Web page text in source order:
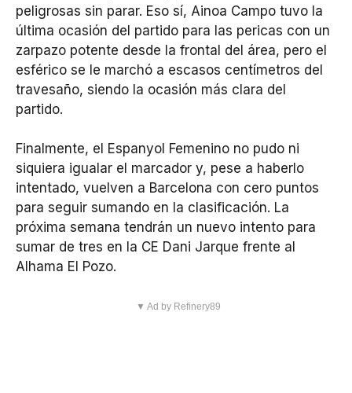
peligrosas sin parar. Eso sí, Ainoa Campo tuvo la
última ocasión del partido para las pericas con un
zarpazo potente desde la frontal del área, pero el
esférico se le marchó a escasos centímetros del
travesaño, siendo la ocasión más clara del
partido.
Finalmente, el Espanyol Femenino no pudo ni
siquiera igualar el marcador y, pese a haberlo
intentado, vuelven a Barcelona con cero puntos
para seguir sumando en la clasificación. La
próxima semana tendrán un nuevo intento para
sumar de tres en la CE Dani Jarque frente al
Alhama El Pozo.
▼ Ad by Refinery89